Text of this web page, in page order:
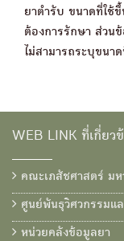
ยาตำรับ ขนาดที่ใช้
ต้องการรักษา ส่วน
ไม่สามารถระบุขนา
WEB LINK ที่เกี่ยว
คณะเภสัชศาสตร์ ม
ศูนย์พันธุวิศวกรรมแล
หน่วยคลังข้อมูลยา